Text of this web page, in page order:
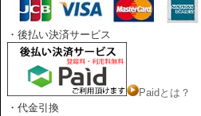
・後払い決済サービス
Paidとは？
・代金引換